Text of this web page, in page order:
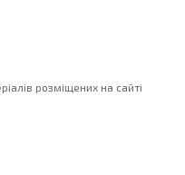
розміщених на сайті